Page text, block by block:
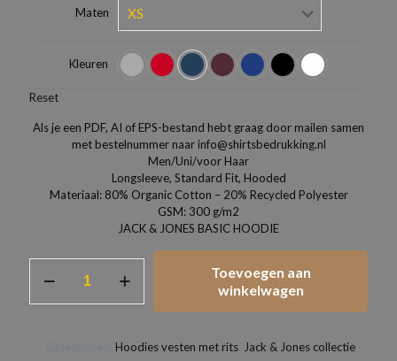
Maten
Kleuren
Reset
Als je een PDF, AI of EPS-bestand hebt graag door mailen samen
met bestelnummer naar info@shirtsbedrukking.nl
Men/Uni/voor Haar
Longsleeve, Standard Fit, Hooded
Materiaal: 80% Organic Cotton – 20% Recycled Polyester
GSM: 300 g/m2
JACK & JONES BASIC HOODIE
Toevoegen aan
winkelwagen
Hoodies vesten met rits Jack & Jones collectie